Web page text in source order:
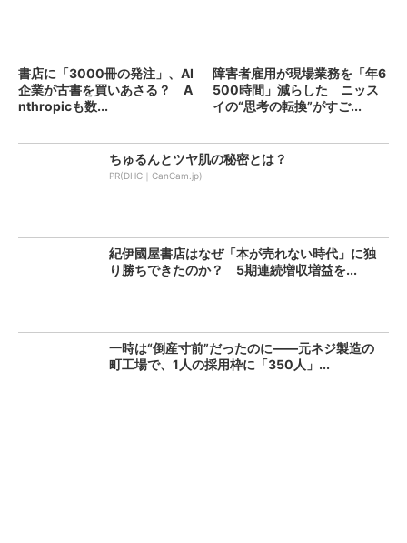
書店に「3000冊の発注」、AI
企業が古書を買いあさる？ A
nthropicも数...
障害者雇用が現場業務を「年6
500時間」減らした ニッス
イの“思考の転換”がすご...
ちゅるんとツヤ肌の秘密とは？
PR(DHC｜CanCam.jp)
紀伊國屋書店はなぜ「本が売れない時代」に独
り勝ちできたのか？ 5期連続増収増益を...
一時は“倒産寸前”だったのに――元ネジ製造の
町工場で、1人の採用枠に「350人」...